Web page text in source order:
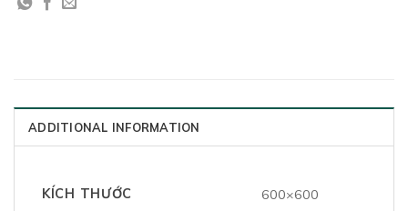
ADDITIONAL INFORMATION
KÍCH THƯỚC 600×600